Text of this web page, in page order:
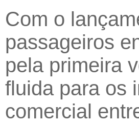
Com o
passageiros
pela primeira
fluida para os
comercial